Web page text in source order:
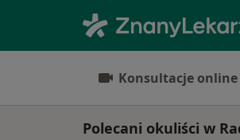
Konsultacje online
Polecani okuliści w